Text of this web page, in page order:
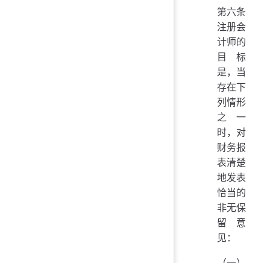
第六条
注册会
计师的
目标
是，当
存在下
列情形
之一
时，对
财务报
表清楚
地发表
恰当的
非无保
留意
见：